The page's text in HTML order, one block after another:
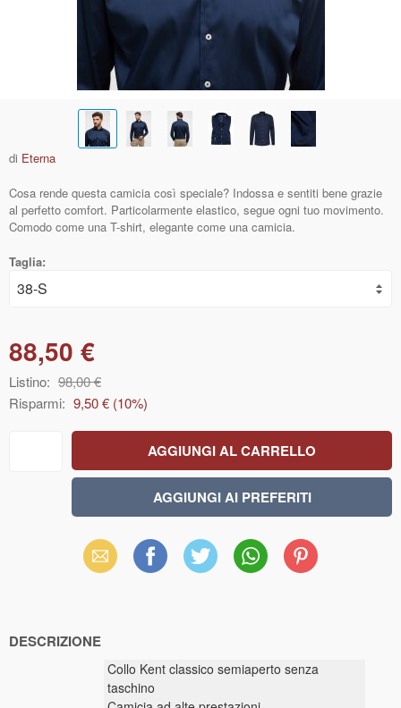
di Eterna
Cosa rende questa camicia così speciale? Indossa e sentiti bene grazie
al perfetto comfort. Particolarmente elastico, segue ogni tuo movimento.
Comodo come una T-shirt, elegante come una camicia.
Taglia:
88,50 €
Listino: 98,00 €
Risparmi: 9,50 € (10%)
Email Facebook X WhatsAppPinterest
DESCRIZIONE
Collo Kent classico semiaperto senza
taschino